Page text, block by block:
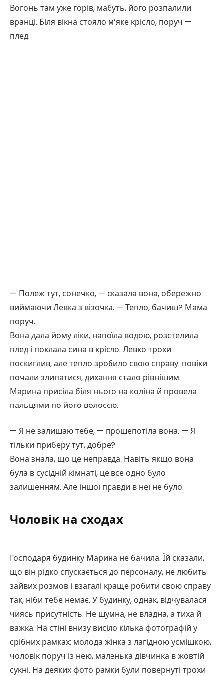
Вогонь там уже горів, мабуть, його розпалили
вранці. Біля вікна стояло м’яке крісло, поруч —
плед.
— Полеж тут, сонечко, — сказала вона, обережно
виймаючи Левка з візочка. — Тепло, бачиш? Мама
поруч.
Вона дала йому ліки, напоїла водою, розстелила
плед і поклала сина в крісло. Левко трохи
поскиглив, але тепло зробило свою справу: повіки
почали злипатися, дихання стало рівнішим.
Марина присіла біля нього на коліна й провела
пальцями по його волоссю.
— Я не залишаю тебе, — прошепотіла вона. — Я
тільки приберу тут, добре?
Вона знала, що це неправда. Навіть якщо вона
була в сусідній кімнаті, це все одно було
залишенням. Але іншої правди в неї не було.
Чоловік на сходах
Господаря будинку Марина не бачила. Їй сказали,
що він рідко спускається до персоналу, не любить
зайвих розмов і взагалі краще робити свою справу
так, ніби тебе немає. У будинку, однак, відчувалася
чиясь присутність. Не шумна, не владна, а тиха й
важка. На стіні внизу висіло кілька фотографій у
срібних рамках: молода жінка з лагідною усмішкою,
чоловік поруч із нею, маленька дівчинка в жовтій
сукні. На деяких фото рамки були повернуті трохи